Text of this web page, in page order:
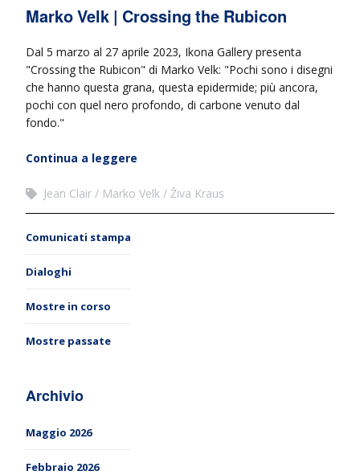
Marko Velk | Crossing the Rubicon
Dal 5 marzo al 27 aprile 2023, Ikona Gallery presenta
"Crossing the Rubicon" di Marko Velk: "Pochi sono i disegni
che hanno questa grana, questa epidermide; più ancora,
pochi con quel nero profondo, di carbone venuto dal
fondo."
Continua a leggere
Jean Clair Marko Velk Živa Kraus
Comunicati stampa
Dialoghi
Mostre in corso
Mostre passate
Archivio
Maggio 2026
Febbraio 2026